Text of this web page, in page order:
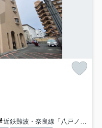
近鉄難波・奈良線「八戸ノ里」駅 徒歩22分